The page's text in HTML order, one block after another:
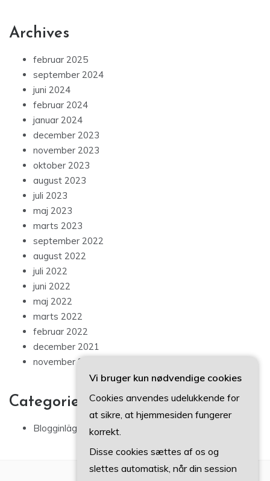
Archives
februar 2025
september 2024
juni 2024
februar 2024
januar 2024
december 2023
november 2023
oktober 2023
august 2023
juli 2023
maj 2023
marts 2023
september 2022
august 2022
juli 2022
juni 2022
maj 2022
marts 2022
februar 2022
december 2021
november 2021
Categories
Blogginlägg
Vi bruger kun nødvendige cookies
Cookies anvendes udelukkende for
at sikre, at hjemmesiden fungerer
korrekt.
Disse cookies sættes af os og
slettes automatisk, når din session